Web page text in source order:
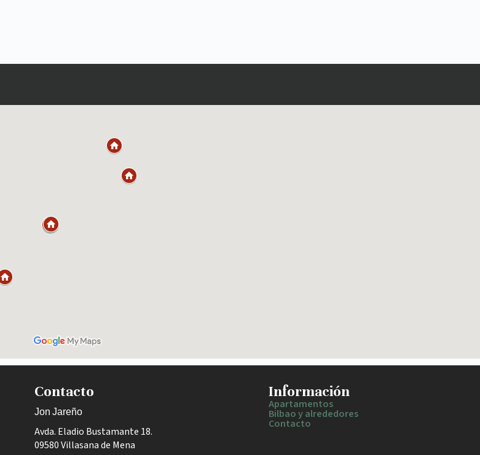
Contacto
Jon Jareño
Avda. Eladio Bustamante 18.
09580 Villasana de Mena
Información
Apartamentos
Bilbao y alrededores
Contacto